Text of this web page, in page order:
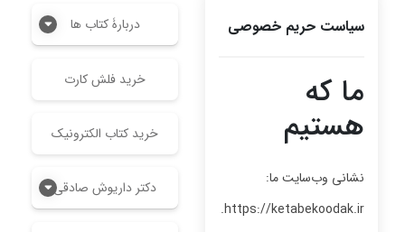
دربارۀ کتاب ها
خرید فلش کارت
خرید کتاب الکترونیک
دکتر داریوش صادقی
سیاست حریم خصوصی
ما که
هستیم
نشانی وب‌سایت ما:
https://ketabekoodak.ir.